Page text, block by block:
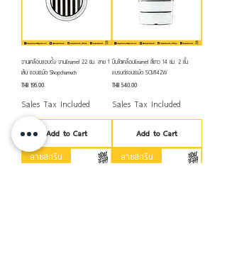
จานเคลือบขอบตั้ง จานEnamel 22 ซม. ลาย 1
เส้น ชอบชะมัด Shopchamuch
Price
THB 195.00
Sales Tax Included
Add to Cart
ปิ่นโตเคลือบEnamel สีขาว 14 ซม. 2 ชั้น
แบรนด์ชอบชะมัด SCM142W
Price
THB 540.00
Sales Tax Included
Add to Cart
ลายสกรีน
ลายสกรีน